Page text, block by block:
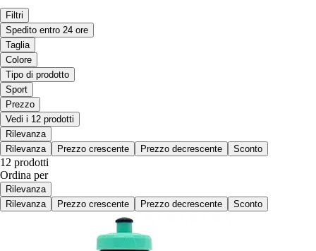
Filtri
Spedito entro 24 ore
Taglia
Colore
Tipo di prodotto
Sport
Prezzo
Vedi i 12 prodotti
Rilevanza
Rilevanza
Prezzo crescente Prezzo decrescente Sconto
12 prodotti
Ordina per
Rilevanza
Rilevanza
Prezzo crescente Prezzo decrescente Sconto